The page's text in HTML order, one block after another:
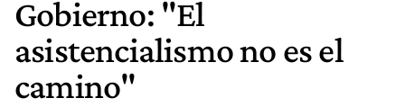
Gobierno: "El
asistencialismo no es el
camino"